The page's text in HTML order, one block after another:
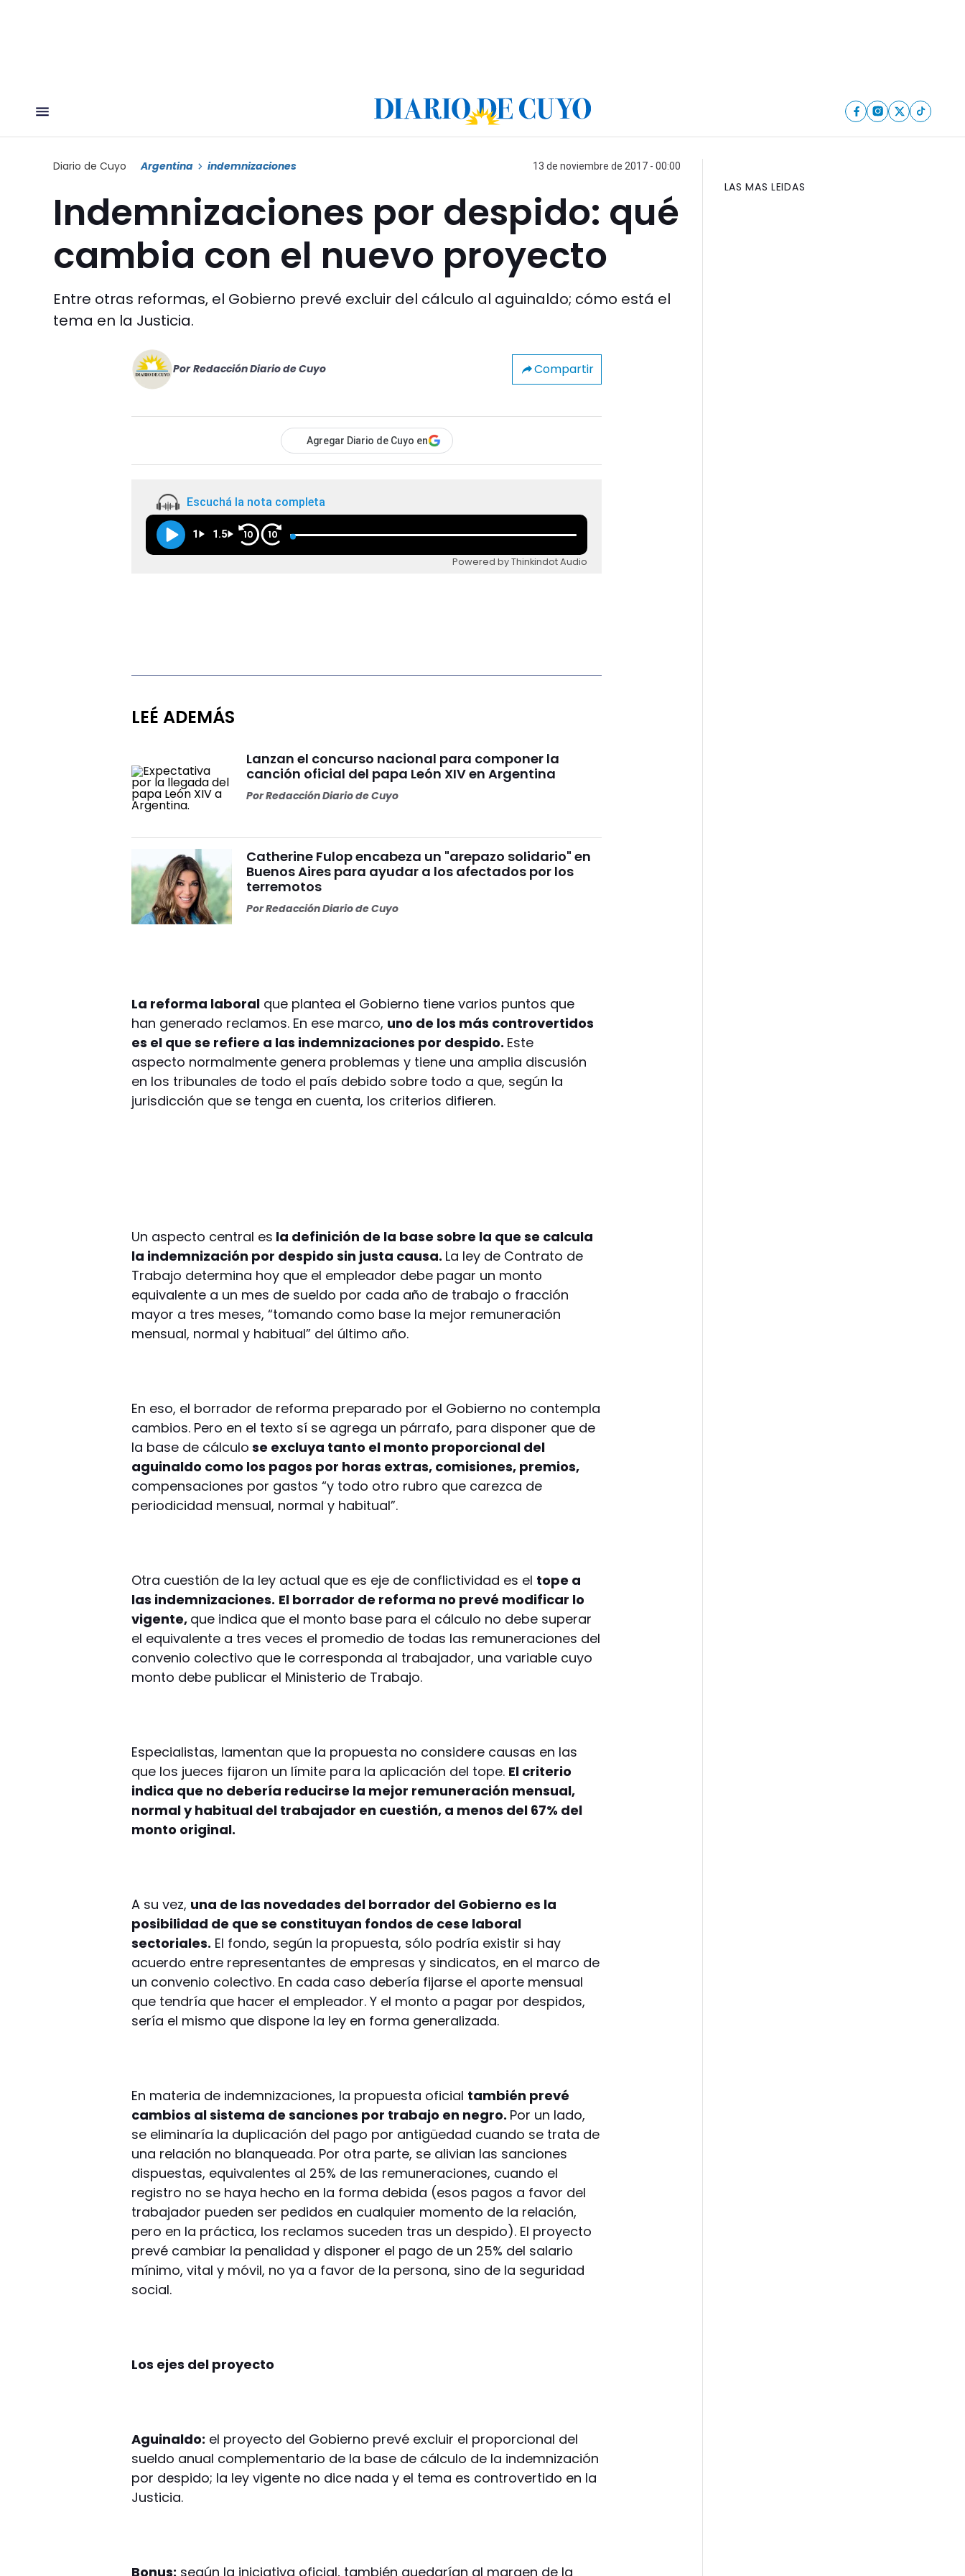
Diario de Cuyo Argentina indemnizaciones 13 de noviembre de 2017 - 00:00
Indemnizaciones por despido: qué
cambia con el nuevo proyecto
Entre otras reformas, el Gobierno prevé excluir del cálculo al aguinaldo; cómo está el
tema en la Justicia.
Por Redacción Diario de Cuyo Compartir
Agregar Diario de Cuyo en
Escuchá la nota completa
1 1.5 10 10
Powered by Thinkindot Audio
LEÉ ADEMÁS
Lanzan el concurso nacional para componer la
canción oficial del papa León XIV en Argentina
PorRedacción Diario de Cuyo
Catherine Fulop encabeza un "arepazo solidario" en
Buenos Aires para ayudar a los afectados por los
terremotos
PorRedacción Diario de Cuyo
La reforma laboral que plantea el Gobierno tiene varios puntos que
han generado reclamos. En ese marco, uno de los más controvertidos
es el que se refiere a las indemnizaciones por despido. Este
aspecto normalmente genera problemas y tiene una amplia discusión
en los tribunales de todo el país debido sobre todo a que, según la
jurisdicción que se tenga en cuenta, los criterios difieren.
Un aspecto central es la definición de la base sobre la que se calcula
la indemnización por despido sin justa causa. La ley de Contrato de
Trabajo determina hoy que el empleador debe pagar un monto
equivalente a un mes de sueldo por cada año de trabajo o fracción
mayor a tres meses, “tomando como base la mejor remuneración
mensual, normal y habitual” del último año.
En eso, el borrador de reforma preparado por el Gobierno no contempla
cambios. Pero en el texto sí se agrega un párrafo, para disponer que de
la base de cálculo se excluya tanto el monto proporcional del
aguinaldo como los pagos por horas extras, comisiones, premios,
compensaciones por gastos “y todo otro rubro que carezca de
periodicidad mensual, normal y habitual”.
Otra cuestión de la ley actual que es eje de conflictividad es el tope a
las indemnizaciones. El borrador de reforma no prevé modificar lo
vigente, que indica que el monto base para el cálculo no debe superar
el equivalente a tres veces el promedio de todas las remuneraciones del
convenio colectivo que le corresponda al trabajador, una variable cuyo
monto debe publicar el Ministerio de Trabajo.
Especialistas, lamentan que la propuesta no considere causas en las
que los jueces fijaron un límite para la aplicación del tope. El criterio
indica que no debería reducirse la mejor remuneración mensual,
normal y habitual del trabajador en cuestión, a menos del 67% del
monto original.
A su vez, una de las novedades del borrador del Gobierno es la
posibilidad de que se constituyan fondos de cese laboral
sectoriales. El fondo, según la propuesta, sólo podría existir si hay
acuerdo entre representantes de empresas y sindicatos, en el marco de
un convenio colectivo. En cada caso debería fijarse el aporte mensual
que tendría que hacer el empleador. Y el monto a pagar por despidos,
sería el mismo que dispone la ley en forma generalizada.
En materia de indemnizaciones, la propuesta oficial también prevé
cambios al sistema de sanciones por trabajo en negro. Por un lado,
se eliminaría la duplicación del pago por antigüedad cuando se trata de
una relación no blanqueada. Por otra parte, se alivian las sanciones
dispuestas, equivalentes al 25% de las remuneraciones, cuando el
registro no se haya hecho en la forma debida (esos pagos a favor del
trabajador pueden ser pedidos en cualquier momento de la relación,
pero en la práctica, los reclamos suceden tras un despido). El proyecto
prevé cambiar la penalidad y disponer el pago de un 25% del salario
mínimo, vital y móvil, no ya a favor de la persona, sino de la seguridad
social.
Los ejes del proyecto
Aguinaldo: el proyecto del Gobierno prevé excluir el proporcional del
sueldo anual complementario de la base de cálculo de la indemnización
por despido; la ley vigente no dice nada y el tema es controvertido en la
Justicia.
Bonus: según la iniciativa oficial, también quedarían al margen de la
LAS MAS LEIDAS